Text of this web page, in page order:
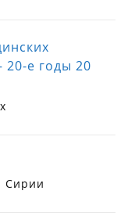
20-е годы 20
Сирии